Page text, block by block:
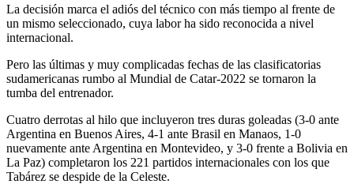
La decisión marca el adiós del técnico con más tiempo al frente de
un mismo seleccionado, cuya labor ha sido reconocida a nivel
internacional.
Pero las últimas y muy complicadas fechas de las clasificatorias
sudamericanas rumbo al Mundial de Catar-2022 se tornaron la
tumba del entrenador.
Cuatro derrotas al hilo que incluyeron tres duras goleadas (3-0 ante
Argentina en Buenos Aires, 4-1 ante Brasil en Manaos, 1-0
nuevamente ante Argentina en Montevideo, y 3-0 frente a Bolivia en
La Paz) completaron los 221 partidos internacionales con los que
Tabárez se despide de la Celeste.